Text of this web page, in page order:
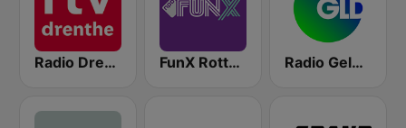
Radio Drenthe FunX Rotterdam Radio Gelderland